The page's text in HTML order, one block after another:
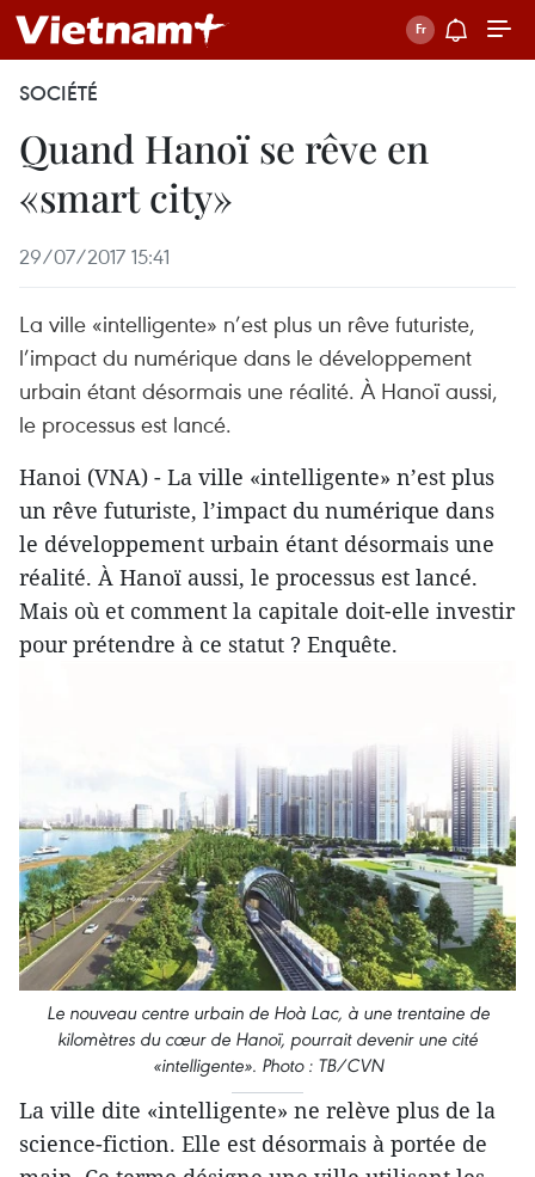
SOCIÉTÉ
Quand Hanoï se rêve en
«smart city»
29/07/2017 15:41
La ville «intelligente» n’est plus un rêve futuriste,
l’impact du numérique dans le développement
urbain étant désormais une réalité. À Hanoï aussi,
le processus est lancé.
Hanoi (VNA) - La ville «intelligente» n’est plus
un rêve futuriste, l’impact du numérique dans
le développement urbain étant désormais une
réalité. À Hanoï aussi, le processus est lancé.
Mais où et comment la capitale doit-elle investir
pour prétendre à ce statut ? Enquête.
Le nouveau centre urbain de Hoà Lac, à une trentaine de
kilomètres du cœur de Hanoï, pourrait devenir une cité
«intelligente». Photo : TB/CVN
La ville dite «intelligente» ne relève plus de la
science-fiction. Elle est désormais à portée de